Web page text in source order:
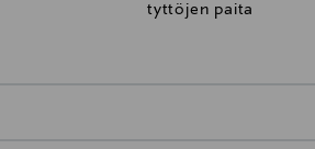
tyttöjen paita